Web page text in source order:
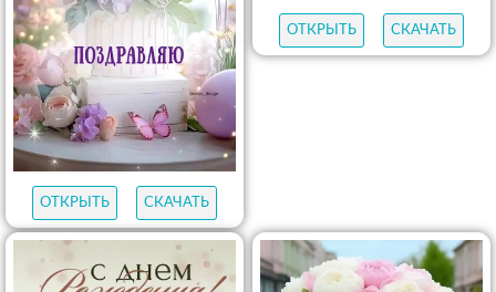
ОТКРЫТЬ СКАЧАТЬ
ОТКРЫТЬ СКАЧАТЬ